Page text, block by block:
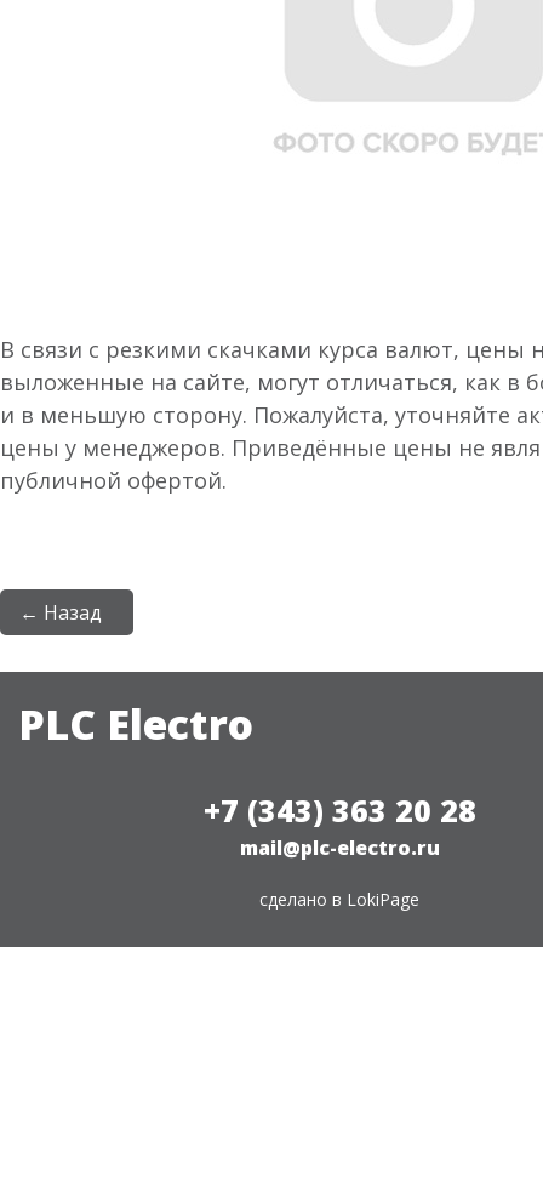
В связи с резкими скачками курса валют, цены
выложенные на сайте, могут отличаться, как в
и в меньшую сторону. Пожалуйста, уточняйте
цены у менеджеров. Приведённые цены не
публичной офертой.
← Назад
PLC Electro
+7 (343) 363 20 28
mail@plc-electro.ru
сделано в LokiPage